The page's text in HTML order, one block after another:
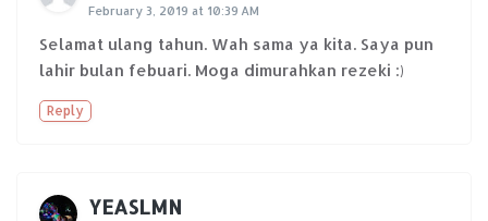
February 3, 2019 at 10:39 AM
Selamat ulang tahun. Wah sama ya kita. Saya pun
lahir bulan febuari. Moga dimurahkan rezeki :)
Reply
YEASLMN